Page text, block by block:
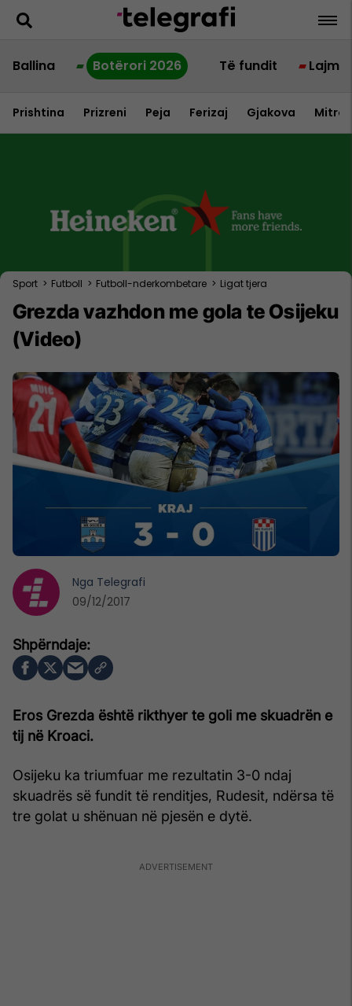
Ballina Botërori 2026 Të fundit Lajme
Prishtina Prizreni Peja Ferizaj Gjakova
Sport > Futboll > Futboll-nderkombetare > Ligat tjera
Grezda vazhdon me gola te Osijeku
(Video)
Eros Grezda është rikthyer te goli me skuadrën e
tij në Kroaci.
Osijeku ka triumfuar me rezultatin 3-0 ndaj
skuadrës së fundit të renditjes, Rudesit, ndërsa të
tre golat u shënuan në pjesën e dytë.
Nga Telegrafi
09/12/2017